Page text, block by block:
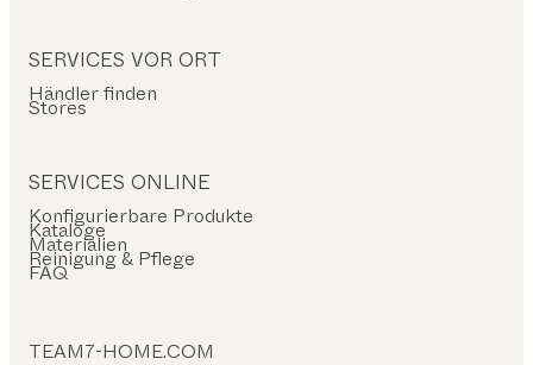
SERVICES VOR ORT
Händler finden
Stores
SERVICES ONLINE
Konfigurierbare Produkte
Kataloge
Materialien
Reinigung & Pflege
FAQ
TEAM7-HOME.COM